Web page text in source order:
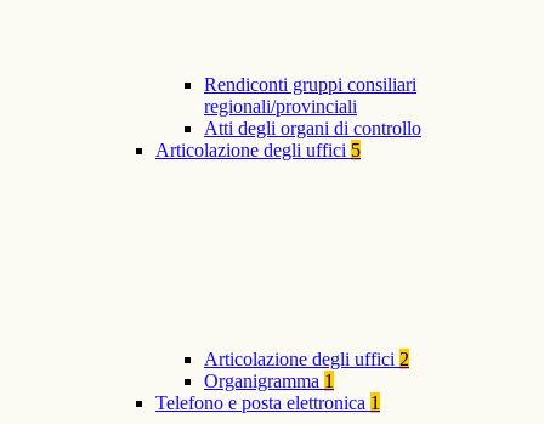
Rendiconti gruppi consiliari
regionali/provinciali
Atti degli organi di controllo
Articolazione degli uffici 5
Articolazione degli uffici 2
Organigramma 1
Telefono e posta elettronica 1